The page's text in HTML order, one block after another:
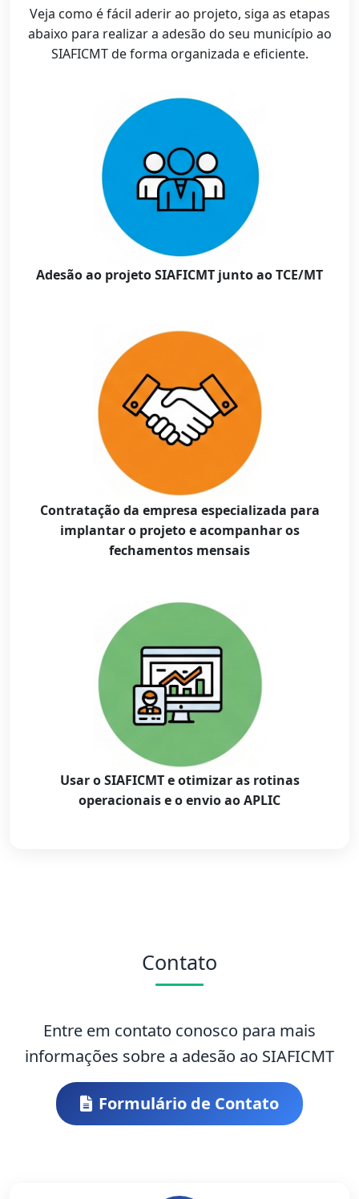
Veja como é fácil aderir ao projeto, siga as etapas
abaixo para realizar a adesão do seu município ao
SIAFICMT de forma organizada e eficiente.
Adesão ao projeto SIAFICMT junto ao TCE/MT
Contratação da empresa especializada para
implantar o projeto e acompanhar os
fechamentos mensais
Usar o SIAFICMT e otimizar as rotinas
operacionais e o envio ao APLIC
Contato
Entre em contato conosco para mais
informações sobre a adesão ao SIAFICMT
Formulário de Contato